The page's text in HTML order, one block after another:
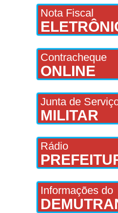
Nota Fiscal
Contracheque
ONLINE
Junta de
MILITAR
Rádio
Informações do